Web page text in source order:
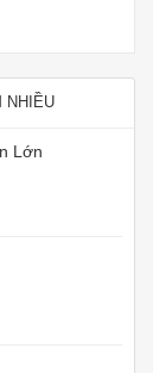
NHIỀU
Lớn